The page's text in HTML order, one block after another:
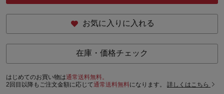
お気に入りに入れる
在庫・価格チェック
はじめてのお買い物は通常送料無料。
2回目以降もご注文金額に応じて通常送料無料になります。 詳しくはこちら